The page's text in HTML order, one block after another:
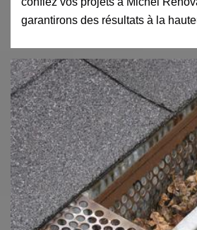
garantirons des résultats à la